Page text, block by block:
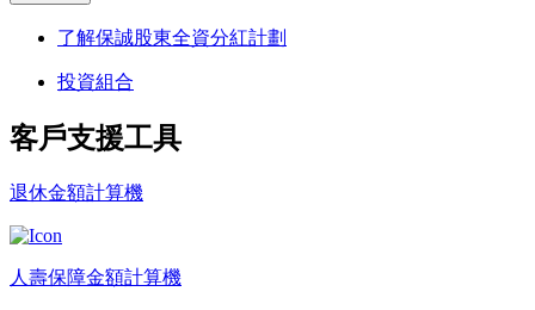
了解保誠股東全資分紅計劃
投資組合
客戶支援工具
退休金額計算機
人壽保障金額計算機